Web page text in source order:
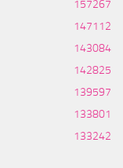
157267
147112
143084
142825
139597
133801
133242